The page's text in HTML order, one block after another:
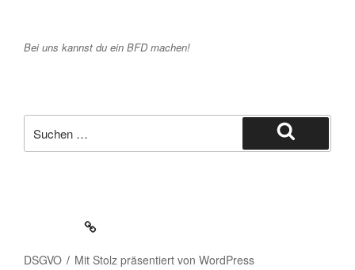
Bei uns kannst du ein BFD machen!
nach:
Suchen
Impressum
DSGVO Mit Stolz präsentiert von WordPress